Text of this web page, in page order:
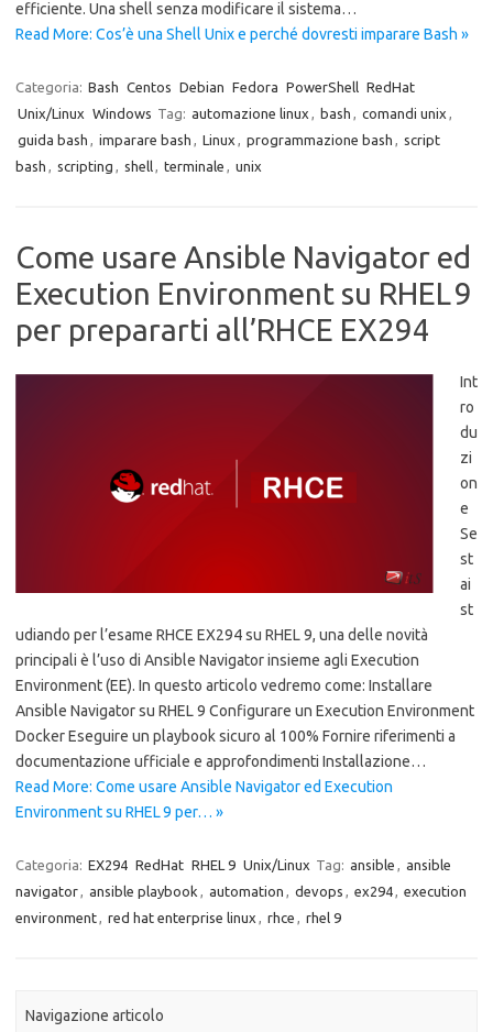
efficiente. Una shell senza modificare il sistema…
Read More: Cos’è una Shell Unix e perché dovresti imparare Bash »
Categoria: Bash Centos Debian Fedora PowerShell RedHat
Unix/Linux Windows Tag: automazione linux , bash , comandi unix ,
guida bash , imparare bash , Linux , programmazione bash , script
bash , scripting , shell, terminale , unix
Come usare Ansible Navigator ed
Execution Environment su RHEL 9
per prepararti all’RHCE EX294
Int
ro
du
zi
on
e
Se
st
ai
st
udiando per l’esame RHCE EX294 su RHEL 9, una delle novità
principali è l’uso di Ansible Navigator insieme agli Execution
Environment (EE). In questo articolo vedremo come: Installare
Ansible Navigator su RHEL 9 Configurare un Execution Environment
Docker Eseguire un playbook sicuro al 100% Fornire riferimenti a
documentazione ufficiale e approfondimenti Installazione…
Read More: Come usare Ansible Navigator ed Execution
Environment su RHEL 9 per… »
Categoria: EX294 RedHat RHEL 9 Unix/Linux Tag: ansible , ansible
navigator, ansible playbook , automation , devops , ex294, execution
environment, red hat enterprise linux , rhce , rhel 9
Navigazione articolo